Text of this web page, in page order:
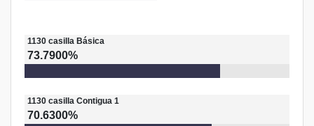
1130 casilla Básica
73.7900%
1130 casilla Contigua 1
70.6300%